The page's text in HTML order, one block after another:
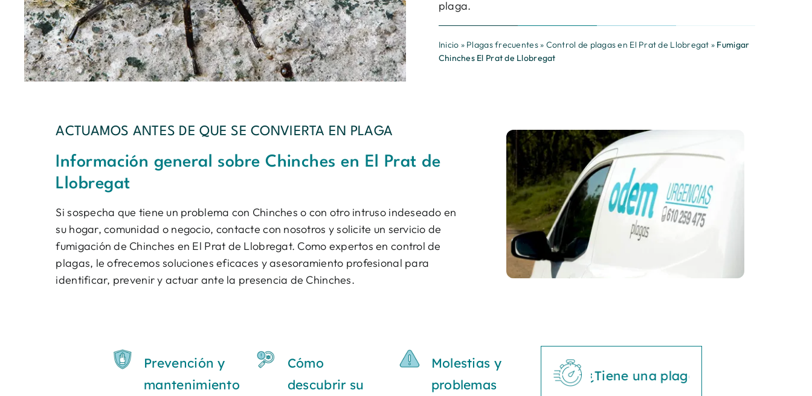
plaga.
Inicio » Plagas frecuentes» Control de plagas en El Prat de Llobregat » Fumigar
Chinches El Prat de Llobregat
ACTUAMOS ANTES DE QUE SE CONVIERTA EN PLAGA
Información general sobre Chinches en El Prat de
Llobregat
Si sospecha que tiene un problema con Chinches o con otro intruso indeseado en
su hogar, comunidad o negocio, contacte con nosotros y solicite un servicio de
fumigación de Chinches en El Prat de Llobregat. Como expertos en control de
plagas, le ofrecemos soluciones eficaces y asesoramiento profesional para
identificar, prevenir y actuar ante la presencia de Chinches.
Prevención y
mantenimiento
Cómo
descubrir su
Molestias y
problemas
¿Tiene una plaga?Actúe ya